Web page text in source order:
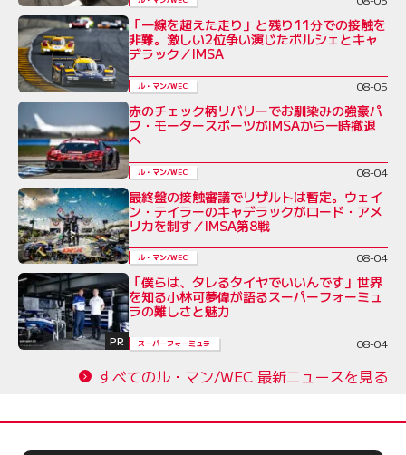
「一線を超えた走り」と残り11分での接触を
非難。激しい2位争い演じたポルシェとキャ
デラック／IMSA
ル・マン/WEC 08-05
赤のチェック柄リバリーでお馴染みの強豪パ
フ・モータースポーツがIMSAから一時撤退
へ
ル・マン/WEC 08-04
最終盤の接触審議でリザルトは暫定。ウェイ
ン・テイラーのキャデラックがロード・アメ
リカを制す／IMSA第8戦
ル・マン/WEC 08-04
PR
「僕らは、タレるタイヤでいいんです」世界
を知る小林可夢偉が語るスーパーフォーミュ
ラの難しさと魅力
スーパーフォーミュラ 08-04
すべてのル・マン/WEC 最新ニュースを見る